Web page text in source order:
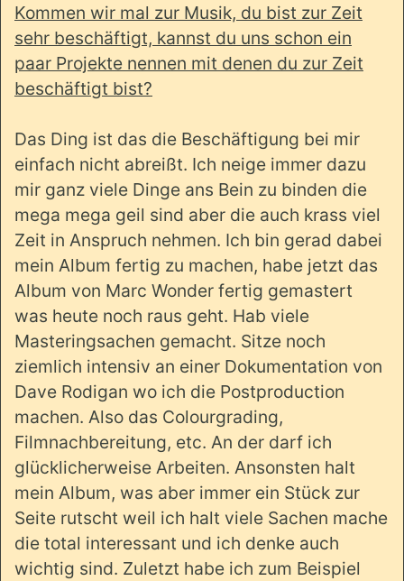
Kommen wir mal zur Musik, du bist zur Zeit
sehr beschäftigt, kannst du uns schon ein
paar Projekte nennen mit denen du zur Zeit
beschäftigt bist?
Das Ding ist das die Beschäftigung bei mir
einfach nicht abreißt. Ich neige immer dazu
mir ganz viele Dinge ans Bein zu binden die
mega mega geil sind aber die auch krass viel
Zeit in Anspruch nehmen. Ich bin gerad dabei
mein Album fertig zu machen, habe jetzt das
Album von Marc Wonder fertig gemastert
was heute noch raus geht. Hab viele
Masteringsachen gemacht. Sitze noch
ziemlich intensiv an einer Dokumentation von
Dave Rodigan wo ich die Postproduction
machen. Also das Colourgrading,
Filmnachbereitung, etc. An der darf ich
glücklicherweise Arbeiten. Ansonsten halt
mein Album, was aber immer ein Stück zur
Seite rutscht weil ich halt viele Sachen mache
die total interessant und ich denke auch
wichtig sind. Zuletzt habe ich zum Beispiel